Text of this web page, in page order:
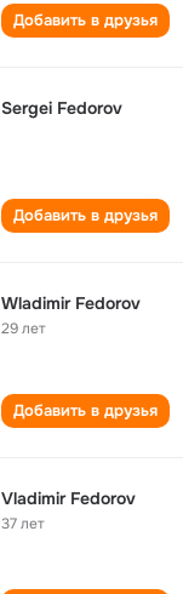
Добавить в друзья
Sergei Fedorov
Добавить в друзья
Wladimir Fedorov
29 лет
Добавить в друзья
Vladimir Fedorov
37 лет